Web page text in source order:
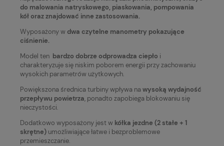
do malowania natryskowego, piaskowania, pompowania
kół oraz znajdować inne zastosowania.
Wyposażony w dwa czytelne manometry pokazujące
ciśnienie.
Model ten bardzo dobrze odprowadza ciepło i
charakteryzuje się niskim poborem energii przy zachowaniu
wysokich parametrów użytkowych.
Powiększona średnica turbiny wpływa na wysoką wydajność
przepływu powietrza, ponadto zapobiega blokowaniu się
nieczystości.
Dodatkowo wyposażony jest w kółka jezdne (2 stałe + 1
skrętne) umożliwiające łatwe i bezproblemowe
przemieszczanie.